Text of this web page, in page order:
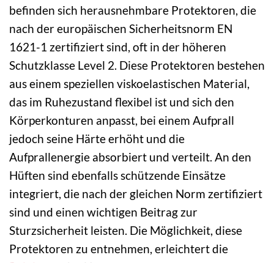
befinden sich herausnehmbare Protektoren, die
nach der europäischen Sicherheitsnorm EN
1621-1 zertifiziert sind, oft in der höheren
Schutzklasse Level 2. Diese Protektoren bestehen
aus einem speziellen viskoelastischen Material,
das im Ruhezustand flexibel ist und sich den
Körperkonturen anpasst, bei einem Aufprall
jedoch seine Härte erhöht und die
Aufprallenergie absorbiert und verteilt. An den
Hüften sind ebenfalls schützende Einsätze
integriert, die nach der gleichen Norm zertifiziert
sind und einen wichtigen Beitrag zur
Sturzsicherheit leisten. Die Möglichkeit, diese
Protektoren zu entnehmen, erleichtert die